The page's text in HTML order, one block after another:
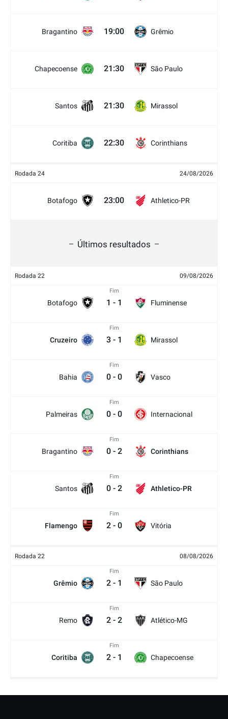
Bragantino 19:00 Grêmio
Chapecoense 21:30 São Paulo
Santos 21:30 Mirassol
Coritiba 22:30 Corinthians
Rodada 24 24/08/2026
Botafogo 23:00 Athletico-PR
Últimos resultados
Rodada 22 09/08/2026
Botafogo
Fim
1 - 1 Fluminense
Cruzeiro
Fim
3 - 1 Mirassol
Bahia
Fim
0 - 0 Vasco
Palmeiras
Fim
0 - 0 Internacional
Bragantino
Fim
0 - 2 Corinthians
Santos
Fim
0 - 2 Athletico-PR
Flamengo
Fim
2 - 0 Vitória
Rodada 22 08/08/2026
Grêmio
Fim
2 - 1 São Paulo
Remo
Fim
2 - 2 Atlético-MG
Coritiba
Fim
2 - 1 Chapecoense